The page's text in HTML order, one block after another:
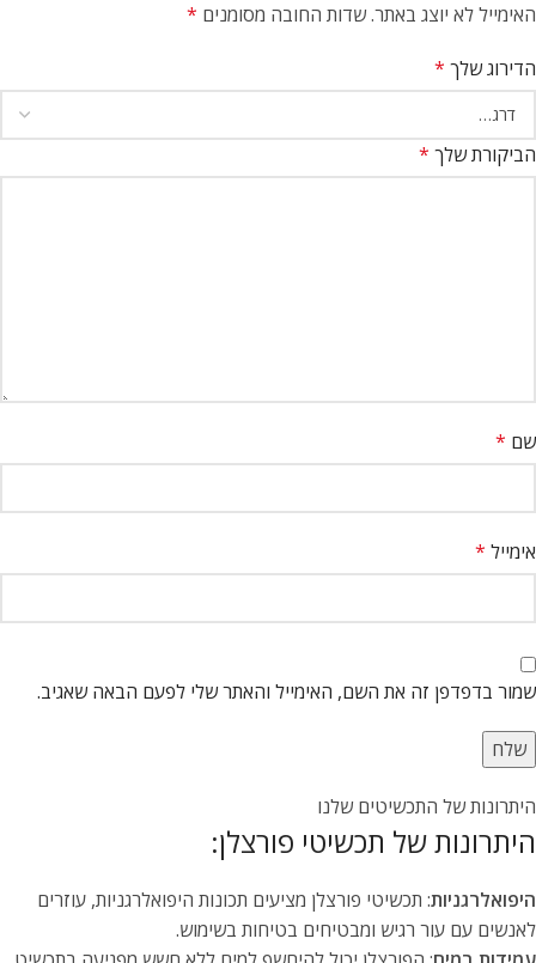
האימייל לא יוצג באתר.שדות החובה מסומנים *
הדירוג שלך *
הביקורת שלך *
שם *
אימייל *
שמור בדפדפן זה את השם, האימייל והאתר שלי לפעם הבאה שאגיב.
היתרונות של התכשיטים שלנו
היתרונות של תכשיטי פורצלן:
היפואלרגניות: תכשיטי פורצלן מציעים תכונות היפואלרגניות, עוזרים
לאנשים עם עור רגיש ומבטיחים בטיחות בשימוש.